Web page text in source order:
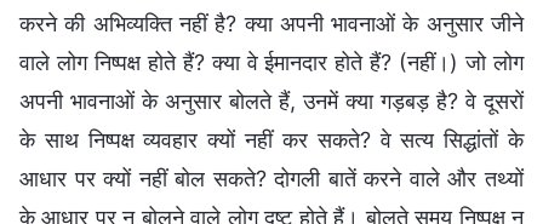
करने की अभिव्यक्ति नहीं है? क्या अपनी भावनाओं के अनुसार जीने
वाले लोग निष्पक्ष होते हैं? क्या वे ईमानदार होते हैं? (नहीं।) जो लोग
अपनी भावनाओं के अनुसार बोलते हैं, उनमें क्या गड़बड़ है? वे दूसरों
के साथ निष्पक्ष व्यवहार क्यों नहीं कर सकते? वे सत्य सिद्धांतों के
आधार पर क्यों नहीं बोल सकते? दोगली बातें करने वाले और तथ्यों
के आधार पर न बोलने वाले लोग दुष्ट होते हैं। बोलते समय निष्पक्ष न